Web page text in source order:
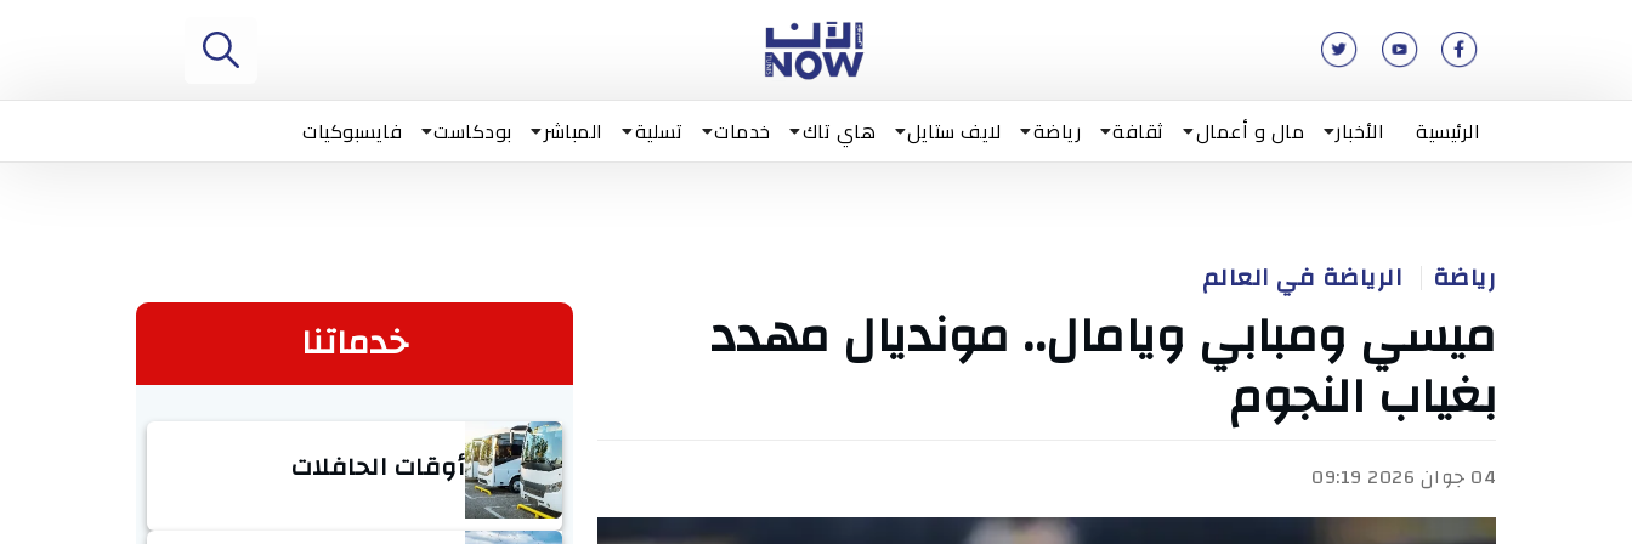
الرئيسية الأخبار مال و أعمال ثقافة رياضة لايف ستايل هاي تاك خدمات تسلية المباشر بودكاست فايسبوكيات
رياضة الرياضة في العالم
ميسي ومبابي ويامال.. مونديال مهدد
بغياب النجوم
04 جوان 2026 09:19
خدماتنا
أوقات الحافلات